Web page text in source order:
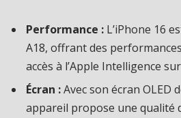
Performance : L’iPhone 16
A18, offrant des
accès à l’Apple Intelligence sur
Écran :Avec son écran OLED
appareil propose une qualité